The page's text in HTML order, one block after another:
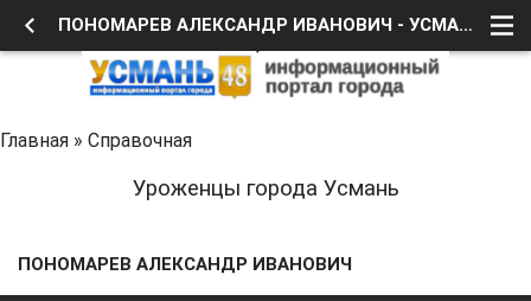
ПОНОМАРЕВ АЛЕКСАНДР ИВАНОВИЧ - УСМАНЬ 48
Главная » Справочная
Уроженцы города Усмань
ПОНОМАРЕВ АЛЕКСАНДР ИВАНОВИЧ